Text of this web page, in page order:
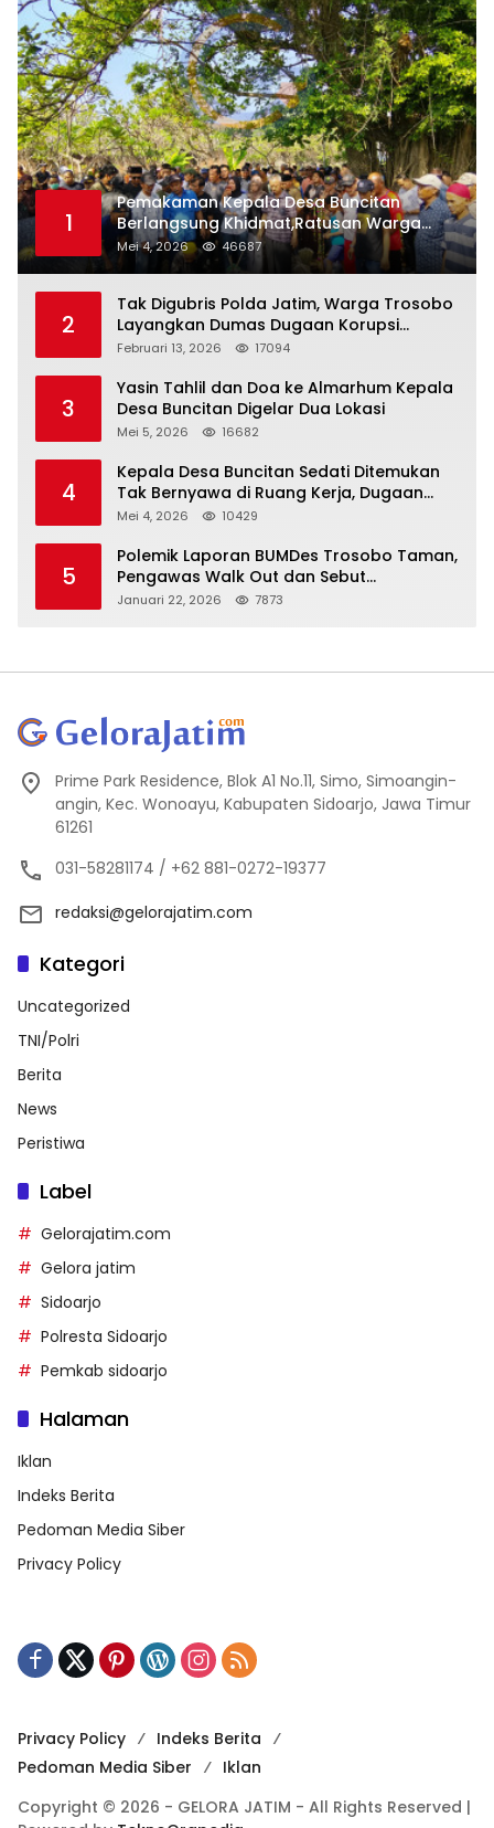
1
Pemakaman Kepala Desa Buncitan
Berlangsung Khidmat,Ratusan Warga
Larut Dalam Duka Yang Mendalam
Mei 4, 2026 46687
2
Tak Digubris Polda Jatim, Warga Trosobo
Layangkan Dumas Dugaan Korupsi
Oknum DPRD Sidoarjo ke Kapolri
Februari 13, 2026 17094
3
Yasin Tahlil dan Doa ke Almarhum Kepala
Desa Buncitan Digelar Dua Lokasi
Mei 5, 2026 16682
4
Kepala Desa Buncitan Sedati Ditemukan
Tak Bernyawa di Ruang Kerja, Dugaan
Bunuh Diri Menguat
Mei 4, 2026 10429
5
Polemik Laporan BUMDes Trosobo Taman,
Pengawas Walk Out dan Sebut
Kejanggalan
Januari 22, 2026 7873
Prime Park Residence, Blok A1 No.11, Simo, Simoangin-
angin, Kec. Wonoayu, Kabupaten Sidoarjo, Jawa Timur
61261
031-58281174 / +62 881-0272-19377
redaksi@gelorajatim.com
Kategori
Uncategorized
TNI/Polri
Berita
News
Peristiwa
Label
Gelorajatim.com
Gelora jatim
Sidoarjo
Polresta Sidoarjo
Pemkab sidoarjo
Halaman
Iklan
Indeks Berita
Pedoman Media Siber
Privacy Policy
Privacy Policy
Indeks Berita
Pedoman Media Siber
Iklan
Copyright © 2026 - GELORA JATIM - All Rights Reserved |